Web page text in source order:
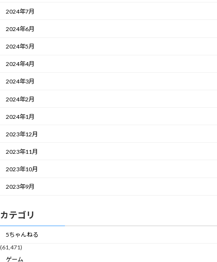
2024年7月
2024年6月
2024年5月
2024年4月
2024年3月
2024年2月
2024年1月
2023年12月
2023年11月
2023年10月
2023年9月
カテゴリ
5ちゃんねる
(61,471)
ゲーム